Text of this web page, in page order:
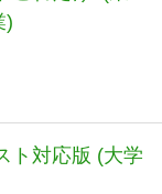
)
ト対応版 (大学